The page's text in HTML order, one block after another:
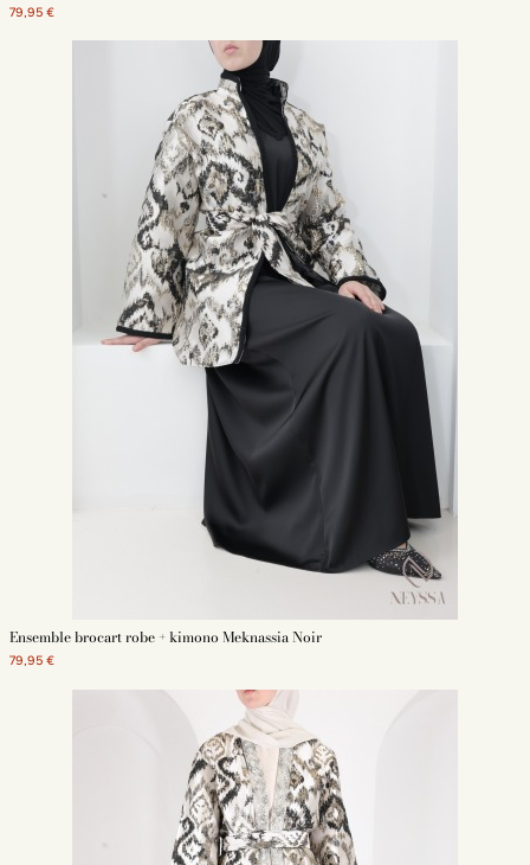
79,95 €
Ensemble brocart robe + kimono Meknassia Noir
79,95 €